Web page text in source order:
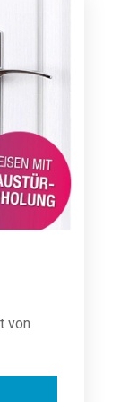
von